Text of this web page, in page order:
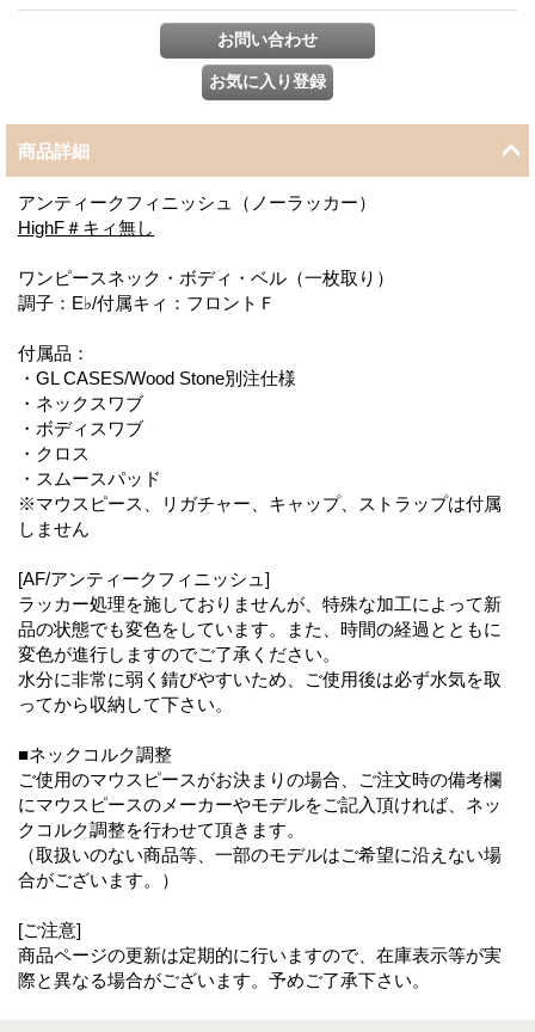
商品詳細
アンティークフィニッシュ（ノーラッカー）
HighF＃キィ無し
ワンピースネック・ボディ・ベル（一枚取り）
調子：E♭/付属キィ：フロントＦ
付属品：
・GL CASES/Wood Stone別注仕様
・ネックスワブ
・ボディスワブ
・クロス
・スムースパッド
※マウスピース、リガチャー、キャップ、ストラップは付属
しません
[AF/アンティークフィニッシュ]
ラッカー処理を施しておりませんが、特殊な加工によって新
品の状態でも変色をしています。また、時間の経過とともに
変色が進行しますのでご了承ください。
水分に非常に弱く錆びやすいため、ご使用後は必ず水気を取
ってから収納して下さい。
■ネックコルク調整
ご使用のマウスピースがお決まりの場合、ご注文時の備考欄
にマウスピースのメーカーやモデルをご記入頂ければ、ネッ
クコルク調整を行わせて頂きます。
（取扱いのない商品等、一部のモデルはご希望に沿えない場
合がございます。）
[ご注意]
商品ページの更新は定期的に行いますので、在庫表示等が実
際と異なる場合がございます。予めご了承下さい。